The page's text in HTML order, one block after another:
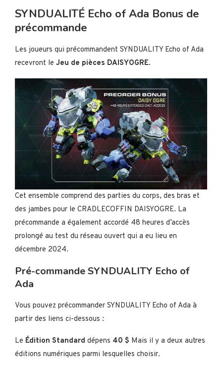
SYNDUALITÉ Echo of Ada Bonus de
précommande
Les joueurs qui précommandent SYNDUALITY Echo of Ada
recevront le Jeu de pièces DAISYOGRE.
Cet ensemble comprend des parties du corps, des bras et
des jambes pour le CRADLECOFFIN DAISYOGRE. La
précommande a également accordé 48 heures d’accès
prolongé au test du réseau ouvert qui a eu lieu en
décembre 2024.
Pré-commande SYNDUALITY Echo of
Ada
Vous pouvez précommander SYNDUALITY Echo of Ada à
partir des liens ci-dessous :
Le Édition Standard dépens 40 $ Mais il y a deux autres
éditions numériques parmi lesquelles choisir.